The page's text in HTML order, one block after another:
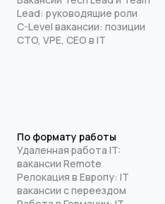
Lead: руководящие роли
C-Level вакансии: позиции
CTO, VPE, CEO в IT
По формату работы
Удаленная работа IT:
вакансии Remote
Релокация в Европу: IT
вакансии с переездом